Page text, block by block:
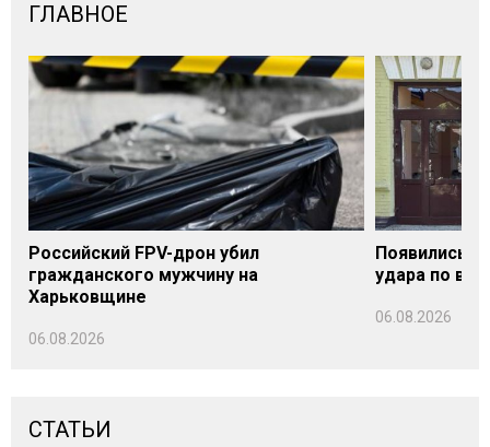
ГЛАВНОЕ
Российский FPV-дрон убил
гражданского мужчину на
Харьковщине
06.08.2026
Появились
удара по
06.08.2026
СТАТЬИ